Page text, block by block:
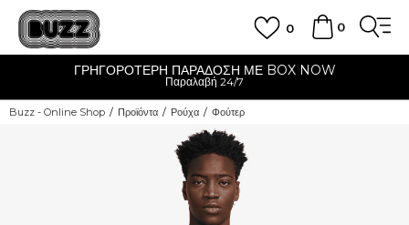
0
0
ΓΡΗΓΟΡΟΤΕΡΗ ΠΑΡΑΔΟΣΗ ΜΕ BOX NOW
Παραλαβή 24/7
Buzz - Online Shop Προϊόντα Ρούχα Φούτερ